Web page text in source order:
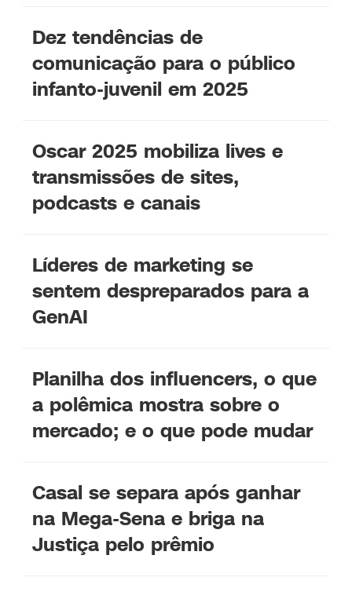
Dez tendências de
comunicação para o público
infanto-juvenil em 2025
Oscar 2025 mobiliza lives e
transmissões de sites,
podcasts e canais
Líderes de marketing se
sentem despreparados para a
GenAI
Planilha dos influencers, o que
a polêmica mostra sobre o
mercado; e o que pode mudar
Casal se separa após ganhar
na Mega-Sena e briga na
Justiça pelo prêmio